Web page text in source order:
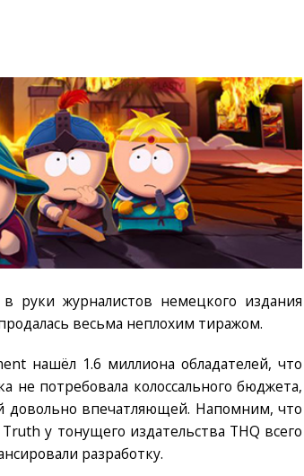
руки журналистов немецкого издания
весьма неплохим тиражом.
нашёл 1.6 миллиона обладателей, что
не потребовала колоссального бюджета,
довольно впечатляющей. Напомним, что
у тонущего издательства THQ всего
разработку.